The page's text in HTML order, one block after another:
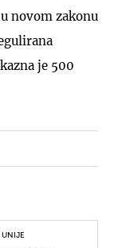
novom zakonu
je 500
UNIJE